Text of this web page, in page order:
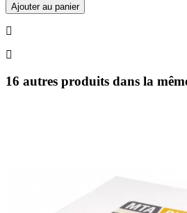
Ajouter au panier
16 autres produits dans la